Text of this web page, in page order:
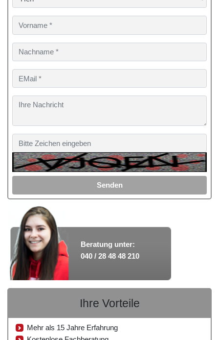
Senden
Beratung unter:
040 / 28 48 48 210
Ihre Vorteile
Mehr als 15 Jahre Erfahrung